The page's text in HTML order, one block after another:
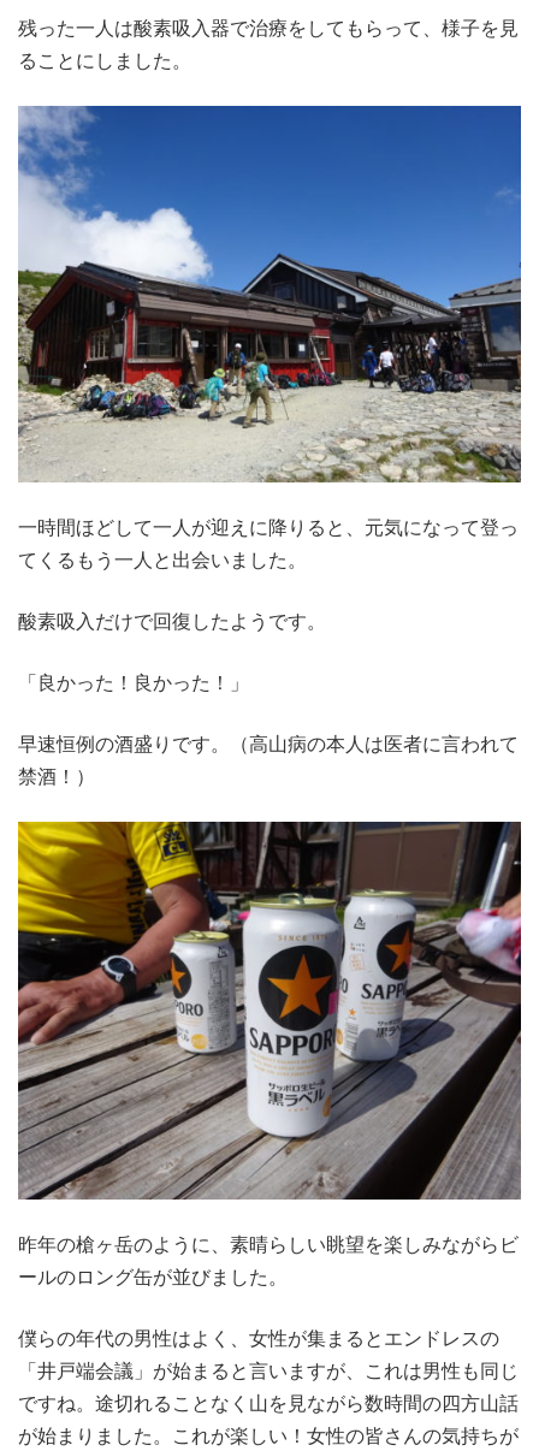
残った一人は酸素吸入器で治療をしてもらって、様子を見
ることにしました。
一時間ほどして一人が迎えに降りると、元気になって登っ
てくるもう一人と出会いました。
酸素吸入だけで回復したようです。
「良かった！良かった！」
早速恒例の酒盛りです。（高山病の本人は医者に言われて
禁酒！）
昨年の槍ヶ岳のように、素晴らしい眺望を楽しみながらビ
ールのロング缶が並びました。
僕らの年代の男性はよく、女性が集まるとエンドレスの
「井戸端会議」が始まると言いますが、これは男性も同じ
ですね。途切れることなく山を見ながら数時間の四方山話
が始まりました。これが楽しい！女性の皆さんの気持ちが